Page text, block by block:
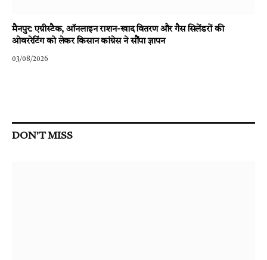
मैनपुर: एग्रीस्टैक, ऑनलाइन राशन-खाद वितरण और गैस सिलेंडरों की
ओवररेटिंग को लेकर किसान कांग्रेस ने सौंपा ज्ञापन
03/08/2026
DON'T MISS